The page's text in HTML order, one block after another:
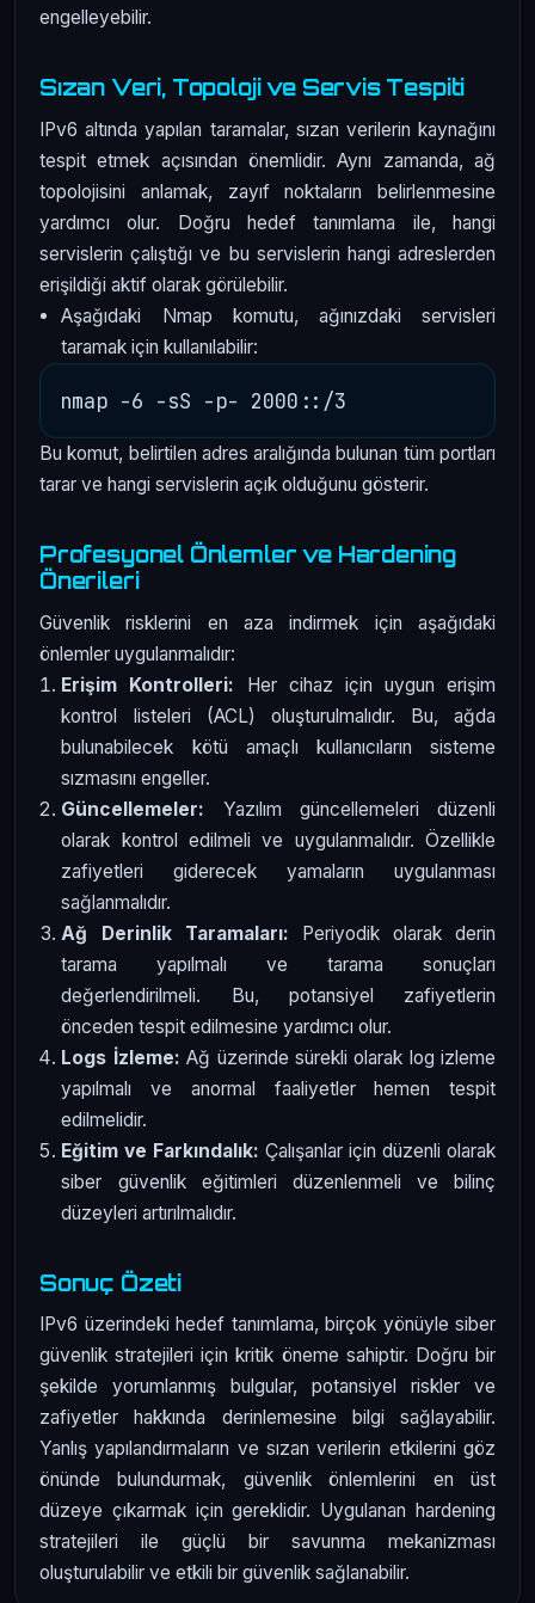
engelleyebilir.
Sızan Veri, Topoloji ve Servis Tespiti
IPv6 altında yapılan taramalar, sızan verilerin kaynağını
tespit etmek açısından önemlidir. Aynı zamanda, ağ
topolojisini anlamak, zayıf noktaların belirlenmesine
yardımcı olur. Doğru hedef tanımlama ile, hangi
servislerin çalıştığı ve bu servislerin hangi adreslerden
erişildiği aktif olarak görülebilir.
Aşağıdaki Nmap komutu, ağınızdaki servisleri
taramak için kullanılabilir:
Bu komut, belirtilen adres aralığında bulunan tüm portları
tarar ve hangi servislerin açık olduğunu gösterir.
Profesyonel Önlemler ve Hardening
Önerileri
Güvenlik risklerini en aza indirmek için aşağıdaki
önlemler uygulanmalıdır:
Erişim Kontrolleri: Her cihaz için uygun erişim
kontrol listeleri (ACL) oluşturulmalıdır. Bu, ağda
bulunabilecek kötü amaçlı kullanıcıların sisteme
sızmasını engeller.
Güncellemeler: Yazılım güncellemeleri düzenli
olarak kontrol edilmeli ve uygulanmalıdır. Özellikle
zafiyetleri giderecek yamaların uygulanması
sağlanmalıdır.
Ağ Derinlik Taramaları: Periyodik olarak derin
tarama yapılmalı ve tarama sonuçları
değerlendirilmeli. Bu, potansiyel zafiyetlerin
önceden tespit edilmesine yardımcı olur.
Logs İzleme: Ağ üzerinde sürekli olarak log izleme
yapılmalı ve anormal faaliyetler hemen tespit
edilmelidir.
Eğitim ve Farkındalık: Çalışanlar için düzenli olarak
siber güvenlik eğitimleri düzenlenmeli ve bilinç
düzeyleri artırılmalıdır.
Sonuç Özeti
IPv6 üzerindeki hedef tanımlama, birçok yönüyle siber
güvenlik stratejileri için kritik öneme sahiptir. Doğru bir
şekilde yorumlanmış bulgular, potansiyel riskler ve
zafiyetler hakkında derinlemesine bilgi sağlayabilir.
Yanlış yapılandırmaların ve sızan verilerin etkilerini göz
önünde bulundurmak, güvenlik önlemlerini en üst
düzeye çıkarmak için gereklidir. Uygulanan hardening
stratejileri ile güçlü bir savunma mekanizması
oluşturulabilir ve etkili bir güvenlik sağlanabilir.